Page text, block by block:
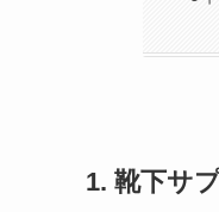
1. 靴下サ